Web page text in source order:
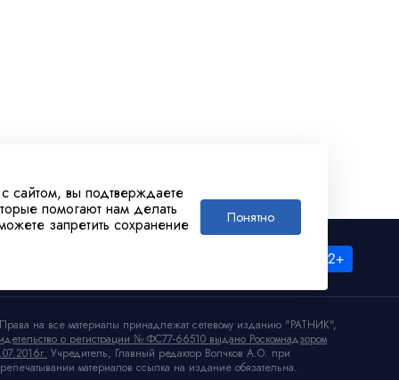
сайтом, вы подтверждаете
помогают нам делать
запретить сохранение Понятно
на все материалы принадлежат сетевому изданию "РАТНИК",
о регистрации № ФС77-66510 выдано Роскомнадзором
Учредитель, Главный редактор Волчков А.О. при
материалов ссылка на издание обязательна.